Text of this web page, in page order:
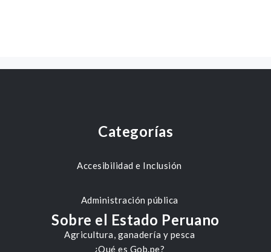
Categorías
Accesibilidad e Inclusión
Administración pública
Agricultura, ganadería y pesca
Sobre el Estado Peruano
¿Qué es Gob.pe?